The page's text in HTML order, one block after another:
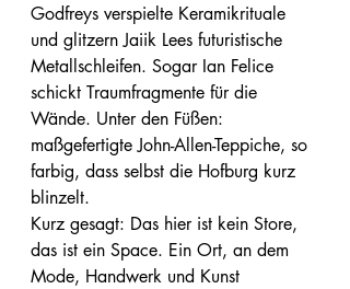
Godfreys verspielte Keramikrituale
und glitzern Jaiik Lees futuristische
Metallschleifen. Sogar Ian Felice
schickt Traumfragmente für die
Wände. Unter den Füßen:
maßgefertigte John-Allen-Teppiche, so
farbig, dass selbst die Hofburg kurz
blinzelt.
Kurz gesagt: Das hier ist kein Store,
das ist ein Space. Ein Ort, an dem
Mode, Handwerk und Kunst